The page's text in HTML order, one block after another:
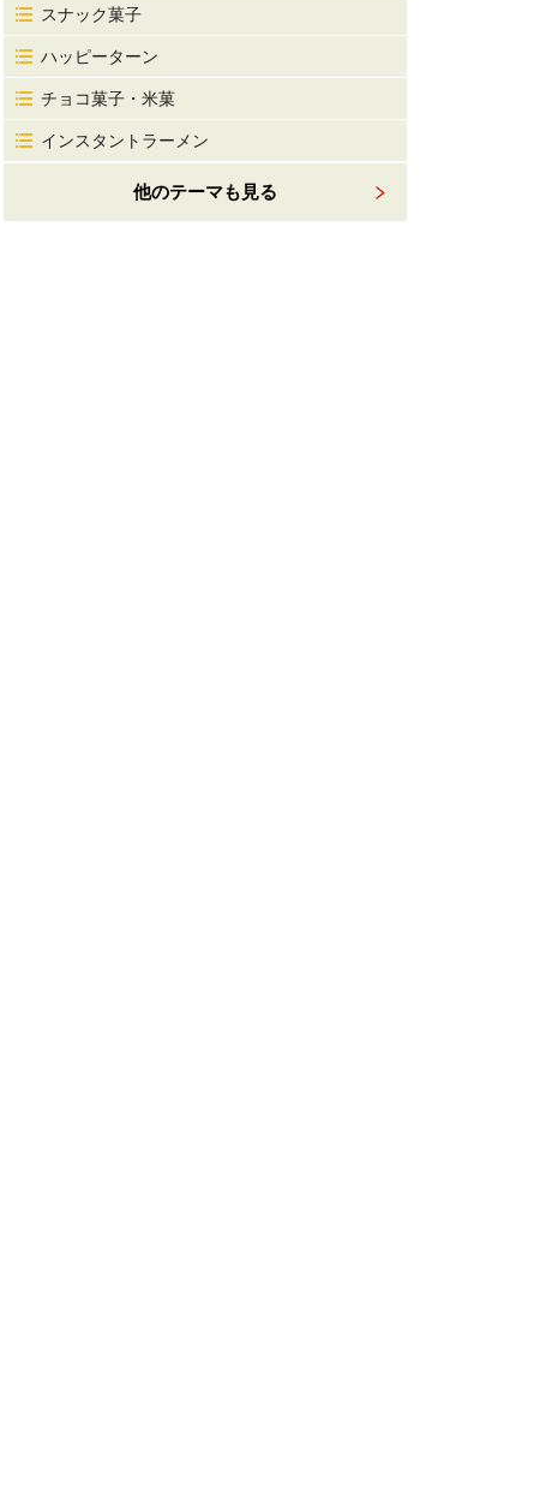
スナック菓子
ハッピーターン
チョコ菓子・米菓
インスタントラーメン
他のテーマも見る